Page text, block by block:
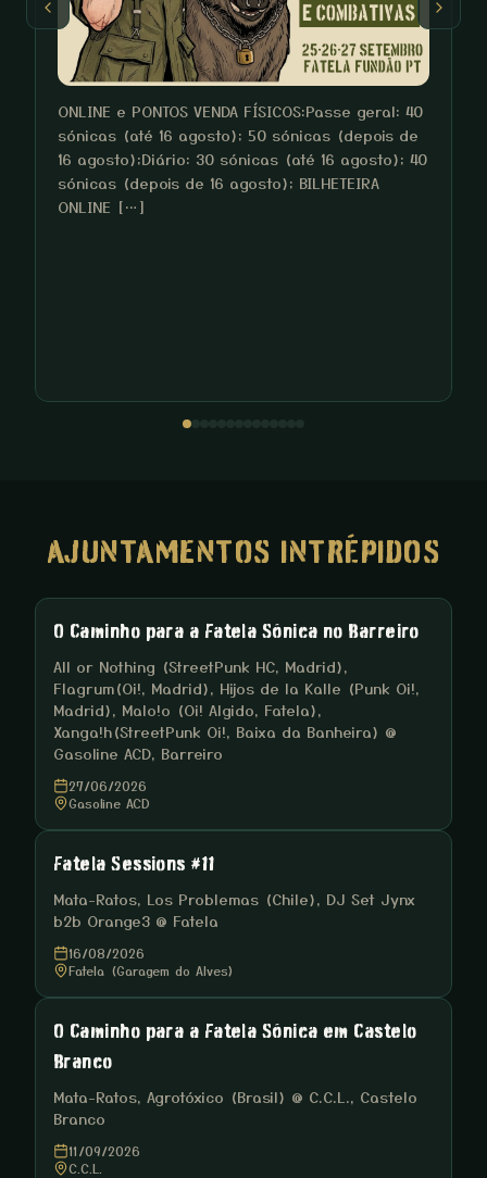
ONLINE e PONTOS VENDA FÍSICOS:Passe geral: 40
sónicas (até 16 agosto); 50 sónicas (depois de
16 agosto);Diário: 30 sónicas (até 16 agosto); 40
sónicas (depois de 16 agosto); BILHETEIRA
ONLINE […]
AJUNTAMENTOS INTRÉPIDOS
O Caminho para a Fatela Sónica no Barreiro
All or Nothing (StreetPunk HC, Madrid),
Flagrum(Oi!, Madrid), Hijos de la Kalle (Punk Oi!,
Madrid), Malo!o (Oi! Algido, Fatela),
Xanga!h(StreetPunk Oi!, Baixa da Banheira) @
Gasoline ACD, Barreiro
27/06/2026
Gasoline ACD
Fatela Sessions #11
Mata-Ratos, Los Problemas (Chile), DJ Set Jynx
b2b Orange3 @ Fatela
16/08/2026
Fatela (Garagem do Alves)
O Caminho para a Fatela Sónica em Castelo
Branco
Mata-Ratos, Agrotóxico (Brasil) @ C.C.L., Castelo
Branco
11/09/2026
C.C.L.